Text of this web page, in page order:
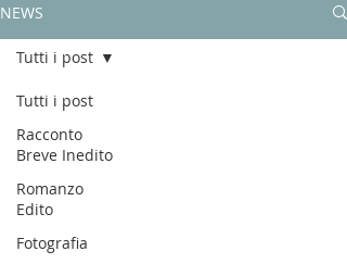
NEWS
Tutti i post
Racconto
Breve Inedito
Romanzo
Edito
Fotografia
Tutti i post